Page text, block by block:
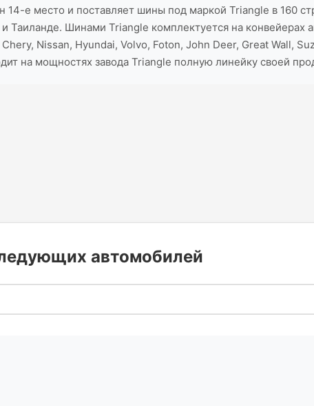
е место и поставляет шины под маркой Triangle в 160
Таиланде. Шинами Triangle комплектуется на конвейерах
Nissan, Hyundai, Volvo, Foton, John Deer, Great Wall,
на мощностях завода Triangle полную линейку своей
автомобилей